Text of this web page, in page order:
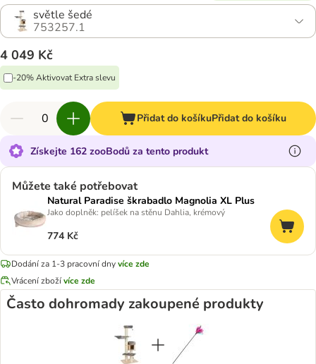
světle šedé
753257.1
4 049 Kč
-20% Aktivovat Extra slevu
Přidat do košíkuPřidat do košíku
Získejte 162 zooBodů za tento produkt
Můžete také potřebovat
Natural Paradise škrabadlo Magnolia XL Plus
Jako doplněk: pelíšek na stěnu Dahlia, krémový
774 Kč
Dodání za 1-3 pracovní dnyvíce zde
Vrácení zbožívíce zde
Často dohromady zakoupené produkty